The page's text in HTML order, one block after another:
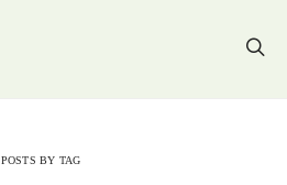
POSTS BY TAG